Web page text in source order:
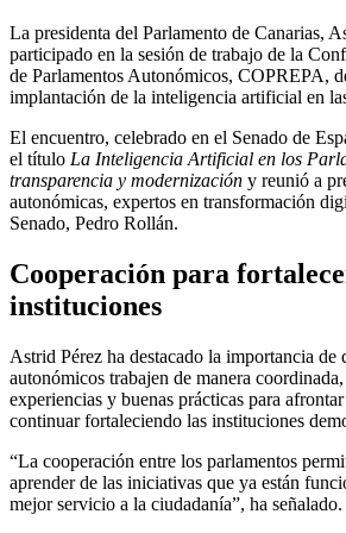
La presidenta del Parlamento de Canarias,
participado en la sesión de trabajo de la
de Parlamentos Autonómicos, COPREPA,
implantación de la inteligencia artificial en
El encuentro, celebrado en el Senado de
el título La Inteligencia Artificial en los
transparencia y modernización y reunió a
autonómicas, expertos en transformación
Senado, Pedro Rollán.
Cooperación para
instituciones
Astrid Pérez ha destacado la importancia de
autonómicos trabajen de manera
experiencias y buenas prácticas para
continuar fortaleciendo las instituciones
“La cooperación entre los parlamentos
aprender de las iniciativas que ya están
mejor servicio a la ciudadanía”, ha señalado.